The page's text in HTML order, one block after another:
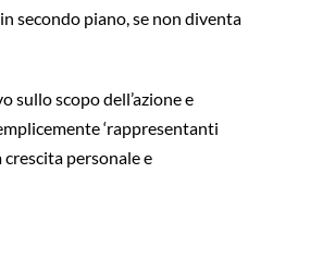
secondo piano, se non diventa
sullo scopo dell’azione e
‘rappresentanti
crescita personale e